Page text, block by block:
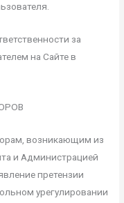
за
на Сайте в
возникающим из
и Администрацией
претензии
урегулировании